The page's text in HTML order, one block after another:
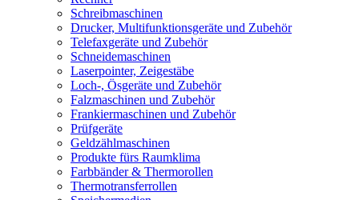
Schreibmaschinen
Drucker, Multifunktionsgeräte und Zubehör
Telefaxgeräte und Zubehör
Schneidemaschinen
Laserpointer, Zeigestäbe
Loch-, Ösgeräte und Zubehör
Falzmaschinen und Zubehör
Frankiermaschinen und Zubehör
Prüfgeräte
Geldzählmaschinen
Produkte fürs Raumklima
Farbbänder & Thermorollen
Thermotransferrollen